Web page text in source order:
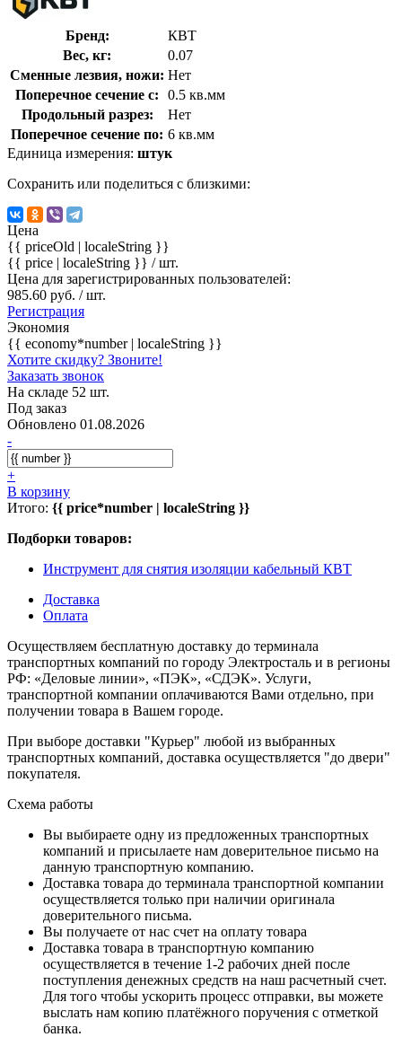
Бренд:
КВТ
Вес, кг:
0.07
Сменные лезвия, ножи: Нет
Поперечное сечение с:
0.5 кв.мм
Продольный разрез:
Нет
Поперечное сечение по: 6 кв.мм
Единица измерения: штук
Сохранить или поделиться с близкими:
Цена
{{ priceOld | localeString }}
{{ price | localeString }} / шт.
Цена для зарегистрированных пользователей:
985.60 руб. / шт.
Регистрация
Экономия
{{ economy*number | localeString }}
Хотите скидку? Звоните!
Заказать звонок
На складе 52 шт.
Под заказ
Обновлено 01.08.2026
-
+
В корзину
Итого: {{ price*number | localeString }}
Подборки товаров:
Инструмент для снятия изоляции кабельный КВТ
Доставка
Оплата
Осуществляем бесплатную доставку до терминала
транспортных компаний по городу Электросталь и в регионы
РФ: «Деловые линии», «ПЭК», «СДЭК». Услуги,
транспортной компании оплачиваются Вами отдельно, при
получении товара в Вашем городе.
При выборе доставки "Курьер" любой из выбранных
транспортных компаний, доставка осуществляется "до двери"
покупателя.
Схема работы
Вы выбираете одну из предложенных транспортных
компаний и присылаете нам доверительное письмо на
данную транспортную компанию.
Доставка товара до терминала транспортной компании
осуществляется только при наличии оригинала
доверительного письма.
Вы получаете от нас счет на оплату товара
Доставка товара в транспортную компанию
осуществляется в течение 1-2 рабочих дней после
поступления денежных средств на наш расчетный счет.
Для того чтобы ускорить процесс отправки, вы можете
выслать нам копию платёжного поручения с отметкой
банка.